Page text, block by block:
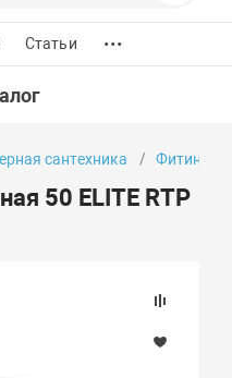
Статьи ...
сантехника Фитинги
50 ELITE RTP